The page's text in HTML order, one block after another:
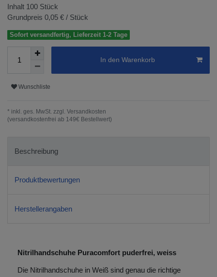
Inhalt 100 Stück
Grundpreis 0,05 € / Stück
Sofort versandfertig, Lieferzeit 1-2 Tage
In den Warenkorb
Wunschliste
* inkl. ges. MwSt. zzgl. Versandkosten
(versandkostenfrei ab 149€ Bestellwert)
Beschreibung
Produktbewertungen
Herstellerangaben
Nitrilhandschuhe Puracomfort puderfrei, weiss
Die Nitrilhandschuhe in Weiß sind genau die richtige